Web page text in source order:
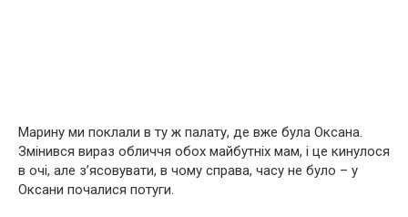
Марину ми поклали в ту ж палату, де вже була Оксана.
Змінився вираз обличчя обох майбутніх мам, і це кинулося
в очі, але з’ясовувати, в чому справа, часу не було – у
Оксани почалися пoтyги.